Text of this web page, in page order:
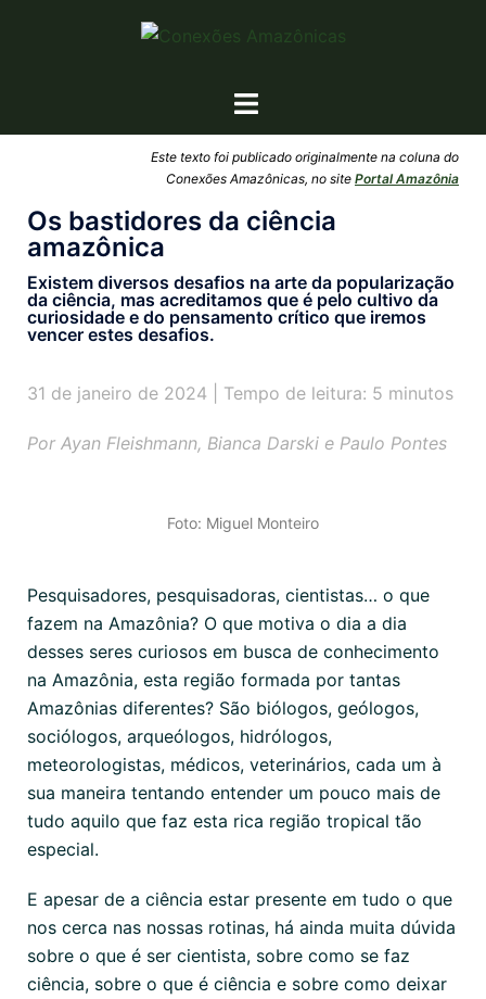
Este texto foi publicado originalmente na coluna do
Conexões Amazônicas, no site Portal Amazônia
Os bastidores da ciência
amazônica
Existem diversos desafios na arte da popularização
da ciência, mas acreditamos que é pelo cultivo da
curiosidade e do pensamento crítico que iremos
vencer estes desafios.
31 de janeiro de 2024 | Tempo de leitura: 5 minutos
Por Ayan Fleishmann, Bianca Darski e Paulo Pontes
Foto: Miguel Monteiro
Pesquisadores, pesquisadoras, cientistas… o que
fazem na Amazônia? O que motiva o dia a dia
desses seres curiosos em busca de conhecimento
na Amazônia, esta região formada por tantas
Amazônias diferentes? São biólogos, geólogos,
sociólogos, arqueólogos, hidrólogos,
meteorologistas, médicos, veterinários, cada um à
sua maneira tentando entender um pouco mais de
tudo aquilo que faz esta rica região tropical tão
especial.
E apesar de a ciência estar presente em tudo o que
nos cerca nas nossas rotinas, há ainda muita dúvida
sobre o que é ser cientista, sobre como se faz
ciência, sobre o que é ciência e sobre como deixar